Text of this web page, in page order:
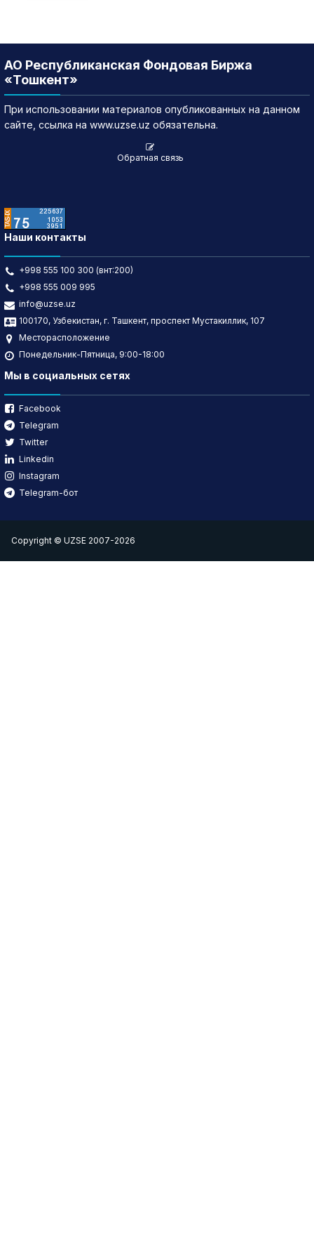
АО Республиканская Фондовая Биржа
«Тошкент»
При использовании материалов опубликованных на данном
сайте, ссылка на www.uzse.uz обязательна.
Обратная связь
Наши контакты
+998 555 100 300 (внт:200)
+998 555 009 995
info@uzse.uz
100170, Узбекистан, г. Ташкент, проспект Мустакиллик, 107
Месторасположение
Понедельник-Пятница, 9:00-18:00
Мы в социальных сетях
Facebook
Telegram
Twitter
Linkedin
Instagram
Telegram-бот
Copyright © UZSE 2007-2026